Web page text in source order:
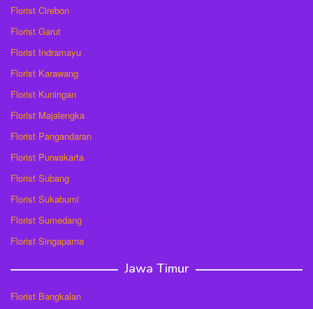
Florist Cirebon
Florist Garut
Florist Indramayu
Florist Karawang
Florist Kuningan
Florist Majalengka
Florist Pangandaran
Florist Purwakarta
Florist Subang
Florist Sukabumi
Florist Sumedang
Florist Singaparna
Jawa Timur
Florist Bangkalan